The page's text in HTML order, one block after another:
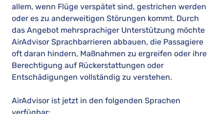
allem, wenn Flüge verspätet sind, gestrichen werden
oder es zu anderweitigen Störungen kommt. Durch
das Angebot mehrsprachiger Unterstützung möchte
AirAdvisor Sprachbarrieren abbauen, die Passagiere
oft daran hindern, Maßnahmen zu ergreifen oder ihre
Berechtigung auf Rückerstattungen oder
Entschädigungen vollständig zu verstehen.
AirAdvisor ist jetzt in den folgenden Sprachen